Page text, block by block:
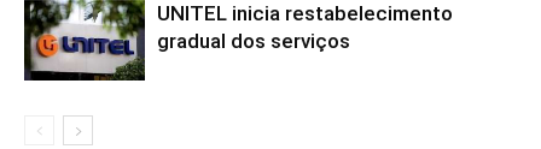
UNITEL inicia restabelecimento
gradual dos serviços